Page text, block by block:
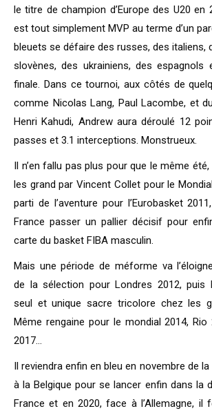
le titre de champion d’Europe des U20 en
est tout simplement MVP au terme d’un
bleuets se défaire des russes, des italiens,
slovènes, des ukrainiens, des espagnols
finale. Dans ce tournoi, aux côtés de
comme Nicolas Lang, Paul Lacombe, et
Henri Kahudi, Andrew aura déroulé 12
passes et 3.1 interceptions. Monstrueux.
Il n’en fallu pas plus pour que le même
les grand par Vincent Collet pour le
parti de l’aventure pour l’Eurobasket
France passer un pallier décisif pour
carte du basket FIBA masculin.
Mais une période de méforme va
de la sélection pour Londres 2012, puis
seul et unique sacre tricolore chez les
Même rengaine pour le mondial 2014, Rio
2017…
Il reviendra enfin en bleu en novembre de
à la Belgique pour se lancer enfin dans la
France et en 2020, face à l’Allemagne, il